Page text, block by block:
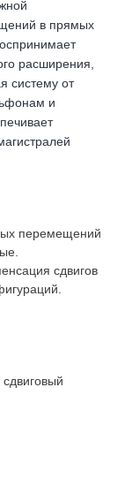
в прямых
расширения,
систему от
и
перемещений
сдвигов